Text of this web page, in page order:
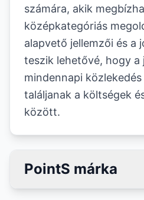
számára, akik
középkategóriás
alapvető jellemzői és a
teszik lehetővé, hogy a
mindennapi
találjanak a költségek
között.
PointS márka